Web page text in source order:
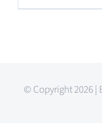
était :
© Copyright 2026 |